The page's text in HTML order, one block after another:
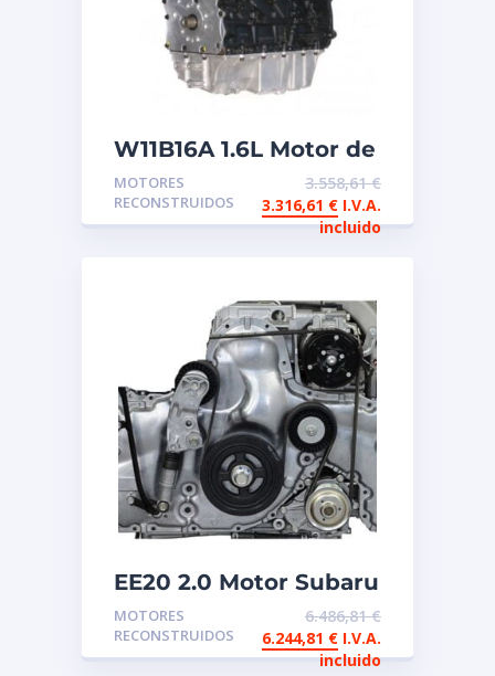
W11B16A 1.6L Motor de
intercambio
reconstruido Mini
MOTORES
RECONSTRUIDOS
3.558,61€
3.316,61 € I.V.A.
incluido
EE20 2.0 Motor Subaru
Boxer reconstruido de
intercambio
MOTORES
RECONSTRUIDOS
6.486,81€
6.244,81 € I.V.A.
incluido